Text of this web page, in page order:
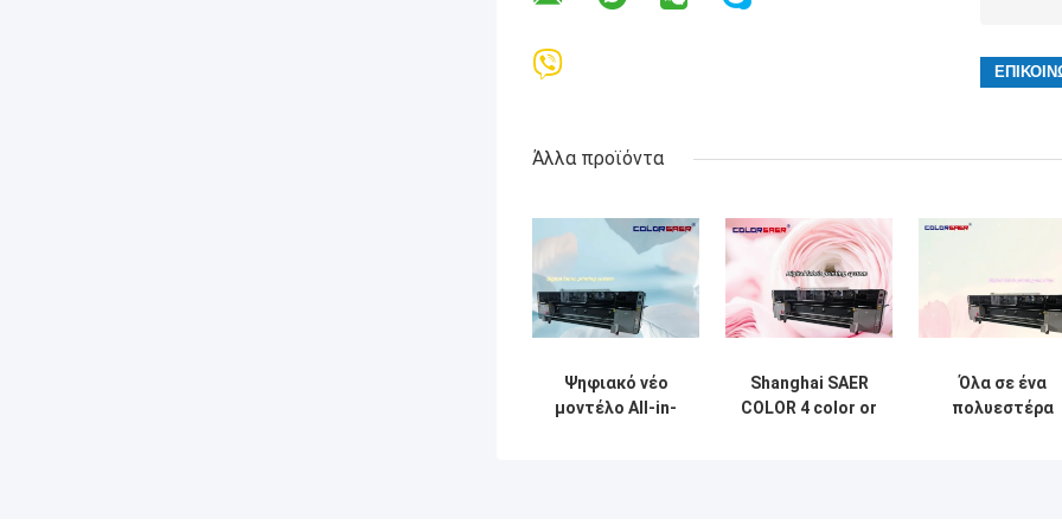
Άλλα προϊόντα
Ψηφιακό νέο
μοντέλο All-in-
Shanghai SAER
COLOR 4 color or
Όλα σε ένα
πολυεστέρα